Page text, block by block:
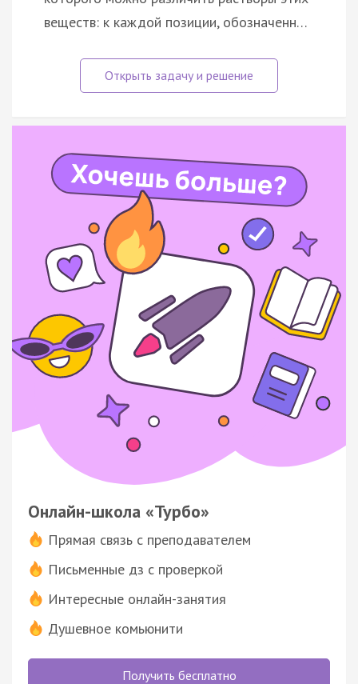
веществ: к каждой позиции, обозначенн…
Онлайн-школа «Турбо»
Прямая связь с преподавателем
Письменные дз с проверкой
Интересные онлайн-занятия
Душевное комьюнити
Получить бесплатно